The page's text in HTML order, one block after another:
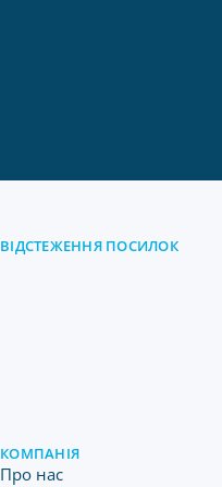
ВІДСТЕЖЕННЯ ПОСИЛОК
КОМПАНІЯ
Про нас